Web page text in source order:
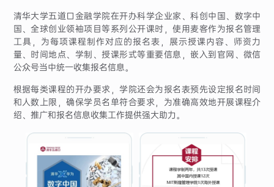
清华大学五道口金融学院在开办科学企业家、科创中国、数字中
国、全球创业领袖项目等系列公开课时，使用麦客作为报名管理
工具，为每项课程制作对应的报名表，展示授课内容、师资力
量、时间地点、学制、授课形式等重要信息，嵌入到官网、微信
公众号当中统一收集报名信息。
根据每类课程的开办要求，学院还会为报名表预先设定报名时间
和人数上限，确保学员名单符合要求，为准确高效地开展课程介
绍、推广和报名信息收集工作提供强大助力。